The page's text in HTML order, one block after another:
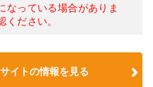
っている場合がありま
ださい。
イトの情報を見る